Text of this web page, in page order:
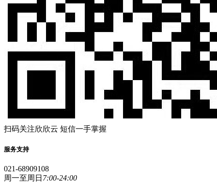
扫码关注欣欣云 短信一手掌握
服务支持
021-68909108
周一至周日 7:00-24:00